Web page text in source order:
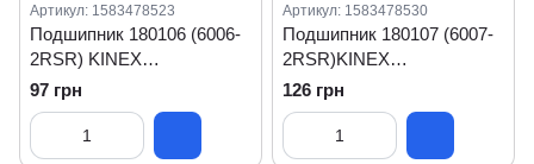
Артикул: 1583478523
Подшипник 180106 (6006-
2RSR) KINEX
(Словаччина)
97 грн
Артикул: 1583478530
Подшипник 180107 (6007-
2RSR)KINEX
(Словаччина)
126 грн